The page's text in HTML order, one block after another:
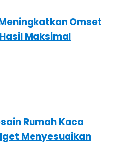
Omset
Maksimal
Rumah Kaca
Menyesuaikan